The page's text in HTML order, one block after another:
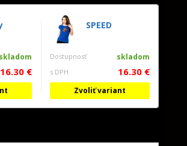
skladom
16.30 €
SPEED
Dostupnosť skladom
s DPH 16.30 €
Zvoliť variant